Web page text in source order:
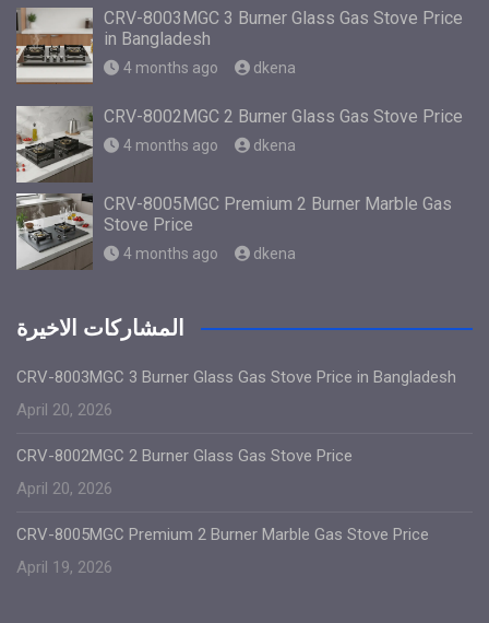
CRV-8003MGC 3 Burner Glass Gas Stove Price
in Bangladesh
4 months ago dkena
CRV-8002MGC 2 Burner Glass Gas Stove Price
4 months ago dkena
CRV-8005MGC Premium 2 Burner Marble Gas
Stove Price
4 months ago dkena
المشاركات الاخيرة
CRV-8003MGC 3 Burner Glass Gas Stove Price in Bangladesh
April 20, 2026
CRV-8002MGC 2 Burner Glass Gas Stove Price
April 20, 2026
CRV-8005MGC Premium 2 Burner Marble Gas Stove Price
April 19, 2026